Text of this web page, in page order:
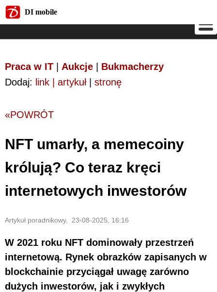
DI mobile
Praca w IT Aukcje
Bukmacherzy
Dodaj: link | artykuł| stronę
«POWRÓT
NFT umarły, a memecoiny
królują? Co teraz kręci
internetowych inwestorów
Artykuł poradnikowy, 23-08-2025, 16:16
W 2021 roku NFT dominowały przestrzeń
internetową. Rynek obrazków zapisanych w
blockchainie przyciągał uwagę zarówno
dużych inwestorów, jak i zwykłych
DI mobile